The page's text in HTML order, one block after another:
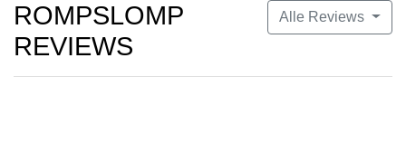
Alle Reviews
ROMPSLOMP
REVIEWS